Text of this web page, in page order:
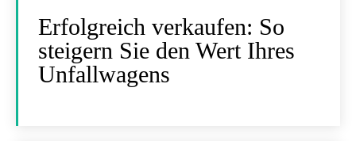
Erfolgreich verkaufen: So
steigern Sie den Wert Ihres
Unfallwagens